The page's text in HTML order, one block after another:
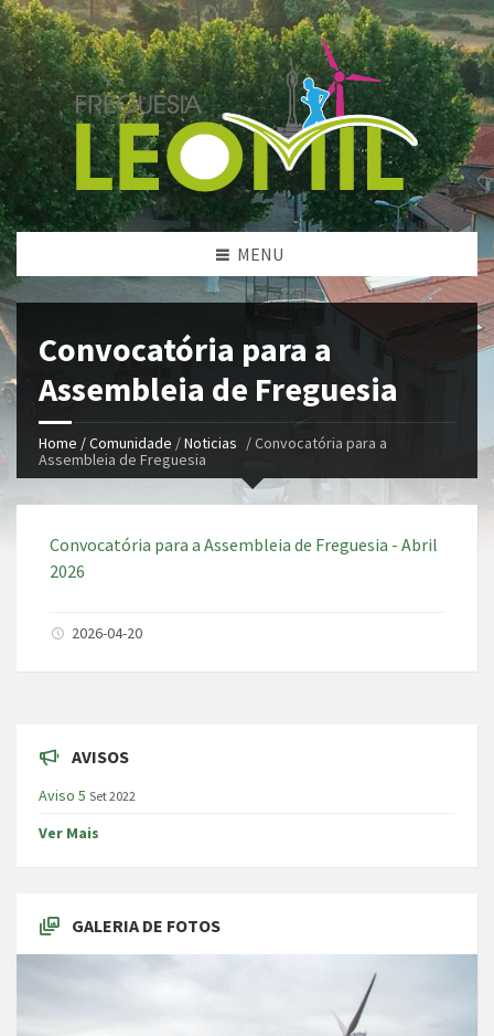
MENU
Convocatória para a
Assembleia de Freguesia
Home /Comunidade /Noticias /Convocatória para a
Assembleia de Freguesia
Convocatória para a Assembleia de Freguesia - Abril
2026
2026-04-20
AVISOS
Aviso 5 Set 2022
Ver Mais
GALERIA DE FOTOS